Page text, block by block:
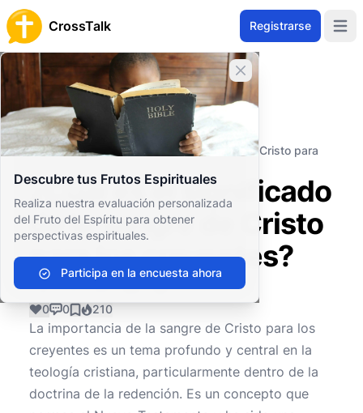
CrossTalk Registrarse
Cerrar banner
Descubre tus Frutos Espirituales
Realiza nuestra evaluación personalizada
del Fruto del Espíritu para obtener
perspectivas espirituales.
Participa en la encuesta ahora
Inicio
Archivo de Preguntas
Conceptos Teológicos
Cristología
¿Cuál es el significado de la sangre de Cristo para
¿Cuál es el significado
de la sangre de Cristo
para los creyentes?
0 0 210
La importancia de la sangre de Cristo para los
creyentes es un tema profundo y central en la
teología cristiana, particularmente dentro de la
doctrina de la redención. Es un concepto que